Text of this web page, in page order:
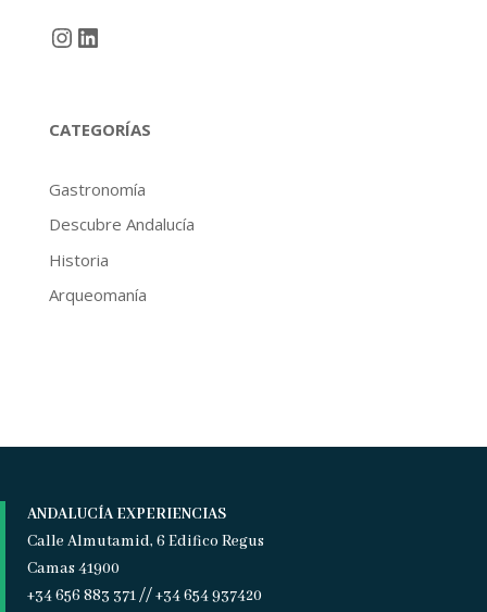
Instagram
LinkedIn
CATEGORÍAS
Gastronomía
Descubre Andalucía
Historia
Arqueomanía
ANDALUCÍA EXPERIENCIAS
Calle Almutamid, 6 Edifico Regus
Camas 41900
+34 656 883 371 // +34 654 937420